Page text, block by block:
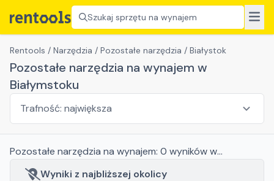
Szukaj sprzętu na wynajem
Rentools / Narzędzia / Pozostałe narzędzia / Białystok
Pozostałe narzędzia na wynajem w
Białymstoku
Pozostałe narzędzia na wynajem: 0 wynikóww
Białymstoku
Wyniki z najbliższej okolicy